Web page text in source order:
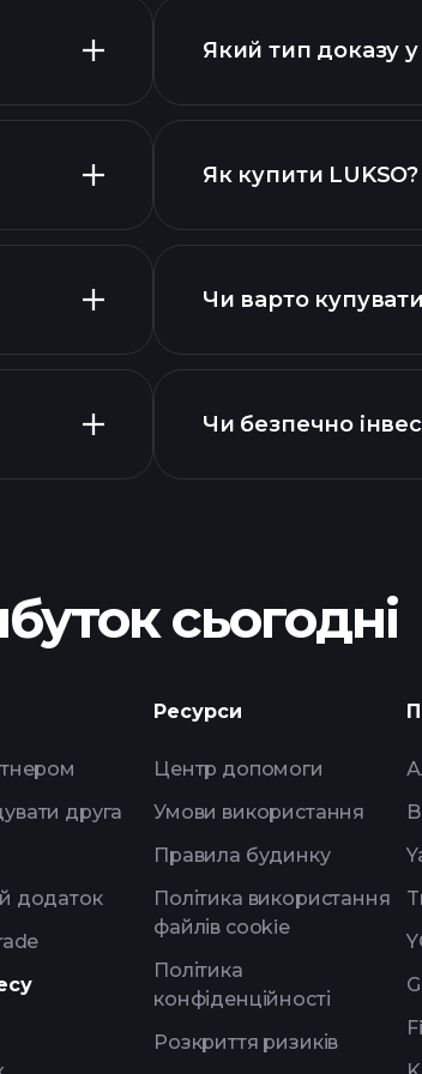
Який тип доказу у
Як купити LUKSO?
Tournaments
Чи варто
мільярдерів
Чи безпечно
списки
мільярдерів
сьогодні
друга
додаток
Ресурси
Центр допомоги
Умови використання
Правила будинку
Політика використання
файлів cookie
Політика
конфіденційності
Розкриття ризиків